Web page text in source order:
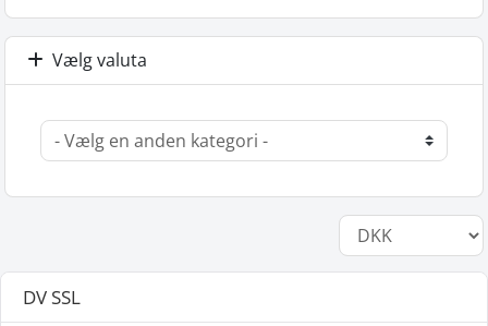
Vælg valuta
DV SSL